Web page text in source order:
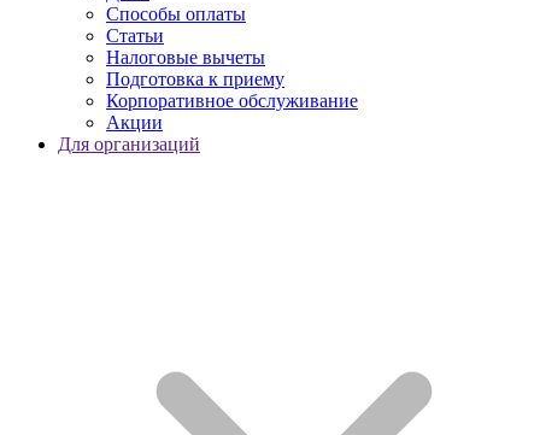
Способы оплаты
Статьи
Налоговые вычеты
Подготовка к приему
Корпоративное обслуживание
Акции
Для организаций